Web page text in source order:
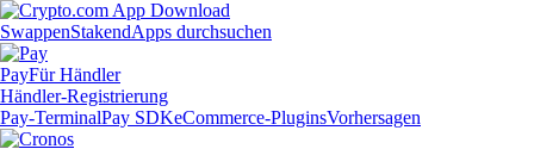
SwappenStakendApps durchsuchen
PayFür Händler
Händler-Registrierung
Pay-TerminalPay SDKeCommerce-PluginsVorhersagen